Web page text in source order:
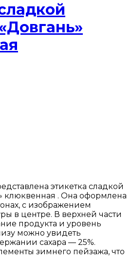
этикетка сладкой
клюквенная . Она оформлена
с изображением
в центре. В верхней части
продукта и уровень
можно увидеть
сахара — 25%.
зимнего пейзажа, что